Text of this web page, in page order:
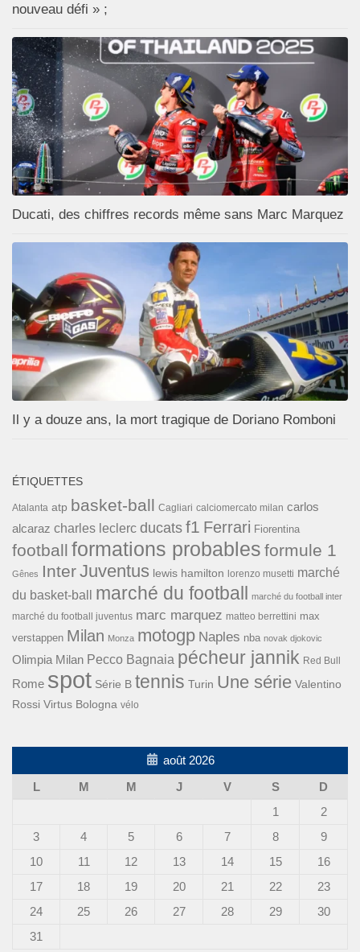
nouveau défi » ;
Ducati, des chiffres records même sans Marc Marquez
Il y a douze ans, la mort tragique de Doriano Romboni
ÉTIQUETTES
Atalanta atp basket-ball Cagliari calciomercato milan carlos
alcaraz charles leclerc ducats f1 Ferrari Fiorentina
football formations probables formule 1
Gênes InterJuventus lewis hamilton lorenzo musetti marché
du basket-ball
marché du football marché du football inter
marché du football juventus marc marquez matteo berrettini max
verstappen Milan Monza motogp Naples nba novak djokovic
Olimpia Milan Pecco Bagnaia pécheur jannik Red Bull
Rome spot Série B tennis Turin Une série Valentino
Rossi Virtus Bologna vélo
août 2026
L
M M J V S
D
1
2
3
4 5 6 7 8
9
10
11 12 13 14 15
16
17
18 19 20 21 22
23
24
25 26 27 28 29
30
31